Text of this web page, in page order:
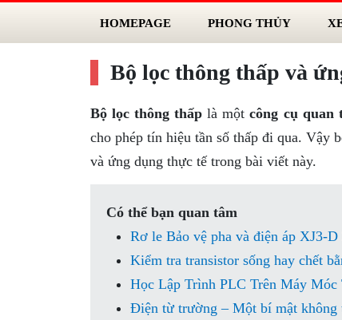
HOMEPAGE PHONG THỦY
Bộ lọc thông thấp và
Bộ lọc thông thấplà mộtcông cụ quan
cho phép tín hiệu tần số thấp đi qua. Vậy
và ứng dụng thực tế trong bài viết này.
Có thể bạn quan tâm
Rơ le Bảo vệ pha và điện áp XJ3-
Kiểm tra transistor sống hay chết
Học Lập Trình PLC Trên Máy Móc
Điện từ trường – Một bí mật không